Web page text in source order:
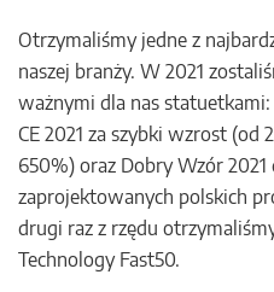
Otrzymaliśmy jedne z
naszej branży. W 2021
ważnymi dla nas
CE 2021 za szybki wzrost (od
650%) oraz Dobry Wzór 2021
zaprojektowanych polskich
drugi raz z rzędu
Technology Fast50.